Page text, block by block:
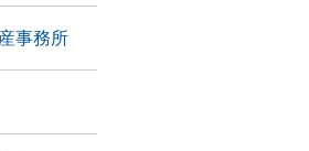
事務所